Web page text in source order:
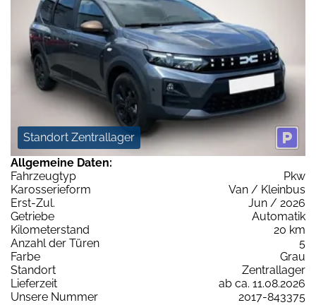
Standort Zentrallager
Allgemeine Daten:
Fahrzeugtyp
Pkw
Karosserieform
Van / Kleinbus
Erst-Zul.
Jun / 2026
Getriebe
Automatik
Kilometerstand
20 km
Anzahl der Türen
5
Farbe
Grau
Standort
Zentrallager
Lieferzeit
ab ca. 11.08.2026
Unsere Nummer
2017-843375